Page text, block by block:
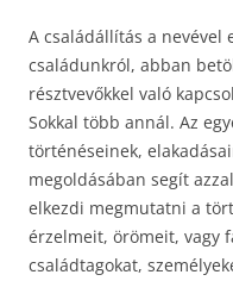
A családállítás a
családunkról, abban
résztvevőkkel való
Sokkal több annál. Az
történéseinek,
megoldásában segít
elkezdi megmutatni a
érzelmeit, örömeit, vagy
családtagokat,